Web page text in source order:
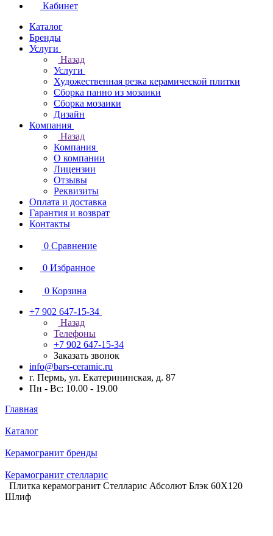
Кабинет
Каталог
Бренды
Услуги
Назад
Услуги
Художественная резка керамической плитки
Сборка панно из мозаики
Сборка мозаики
Дизайн
Компания
Назад
Компания
О компании
Лицензии
Отзывы
Реквизиты
Оплата и доставка
Гарантия и возврат
Контакты
0 Сравнение
0 Избранное
0 Корзина
+7 902 647-15-34
Назад
Телефоны
+7 902 647-15-34
Заказать звонок
info@bars-ceramic.ru
г. Пермь, ул. Екатерининская, д. 87
Пн - Вс: 10.00 - 19.00
Главная
Каталог
Керамогранит бренды
Керамогранит стелларис
Плитка керамогранит Стелларис Абсолют Блэк 60X120
Шлиф